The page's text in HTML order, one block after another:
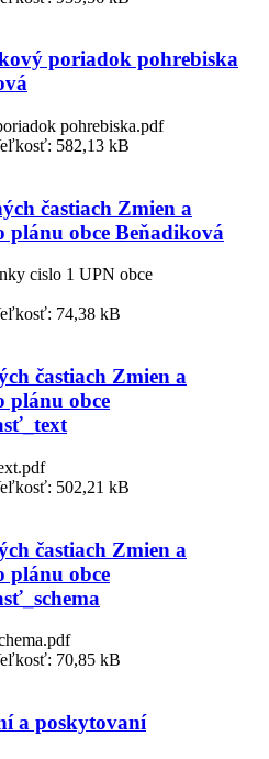
poriadok pohrebiska
pohrebiska.pdf
582,13 kB
častiach Zmien a
plánu obce Beňadiková
cislo 1 UPN obce
74,38 kB
častiach Zmien a
plánu obce
502,21 kB
častiach Zmien a
plánu obce
70,85 kB
a poskytovaní